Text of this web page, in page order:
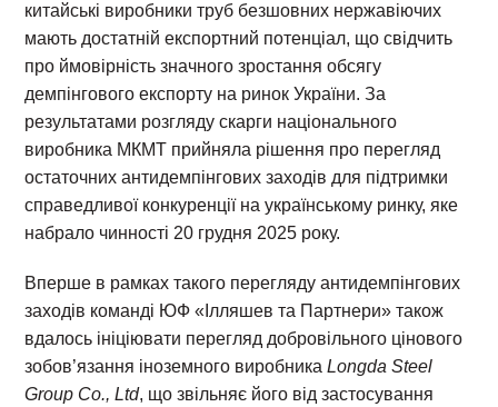
китайські виробники труб безшовних нержавіючих
мають достатній експортний потенціал, що свідчить
про ймовірність значного зростання обсягу
демпінгового експорту на ринок України. За
результатами розгляду скарги національного
виробника МКМТ прийняла рішення про перегляд
остаточних антидемпінгових заходів для підтримки
справедливої конкуренції на українському ринку, яке
набрало чинності 20 грудня 2025 року.
Вперше в рамках такого перегляду антидемпінгових
заходів команді ЮФ «Ілляшев та Партнери» також
вдалось ініціювати перегляд добровільного цінового
зобов’язання іноземного виробникаLongda Steel
Group Co., Ltd, що звільняє його від застосування